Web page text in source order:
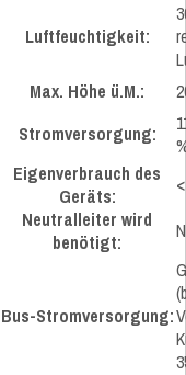
Luftfeuchtigkeit:
Max. Höhe ü.M.:
Stromversorgung:
Eigenverbrauch des
Geräts:
Neutralleiter wird
benötigt:
Bus-Stromversorgung: